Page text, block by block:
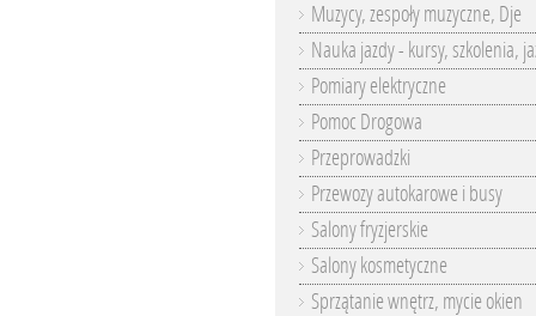
Muzycy, zespoły muzyczne, Dje
Nauka jazdy - kursy, szkolenia,
Pomiary elektryczne
Pomoc Drogowa
Przeprowadzki
Przewozy autokarowe i busy
Salony fryzjerskie
Salony kosmetyczne
Sprzątanie wnętrz, mycie okien